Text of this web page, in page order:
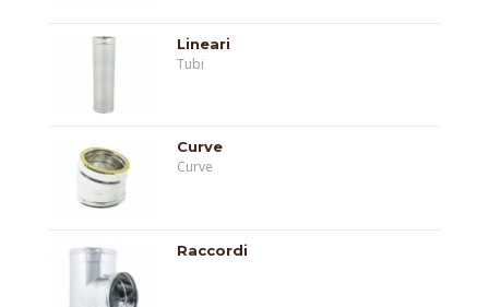
Lineari
Tubi
Curve
Curve
Raccordi